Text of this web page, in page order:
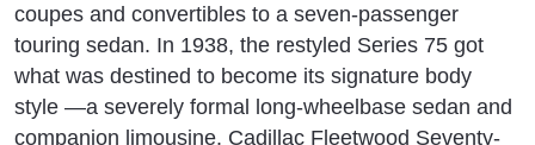
coupes and convertibles to a seven-passenger
touring sedan. In 1938, the restyled Series 75 got
what was destined to become its signature body
style —a severely formal long-wheelbase sedan and
companion limousine. Cadillac Fleetwood Seventy-